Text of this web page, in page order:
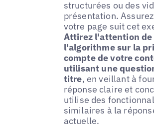
structurées ou des
présentation.
votre page suit cet
Attirez l'attention de
l'algorithme sur la
compte de votre
utilisant une
titre, en veillant à
réponse claire et
utilise des
similaires à la
actuelle.